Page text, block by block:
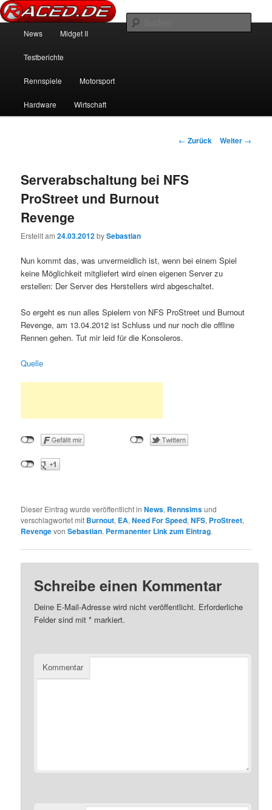
Raced.de
News über Rennspiele und der echten Autowelt
Zum Inhalt wechseln
Zum sekundären Inhalt wechseln
News Midget II
Testberichte
Rennspiele Motorsport
Hardware Wirtschaft
Beitrags-Navigation
← Zurück Weiter →
Serverabschaltung bei NFS
ProStreet und Burnout
Revenge
Erstellt am24.03.2012bySebastian
Nun kommt das, was unvermeidlich ist, wenn bei einem Spiel
keine Möglichkeit mitgliefert wird einen eigenen Server zu
erstellen: Der Server des Herstellers wird abgeschaltet.
So ergeht es nun alles Spielern von NFS ProStreet und Burnout
Revenge, am 13.04.2012 ist Schluss und nur noch die offline
Rennen gehen. Tut mir leid für die Konsoleros.
Quelle
Dieser Eintrag wurde veröffentlicht inNews, Rennsimsund
verschlagwortet mit Burnout, EA,Need For Speed,NFS, ProStreet,
RevengevonSebastian. Permanenter Link zum Eintrag.
Schreibe einen Kommentar
Deine E-Mail-Adresse wird nicht veröffentlicht. Erforderliche
Felder sind mit* markiert.
Kommentar